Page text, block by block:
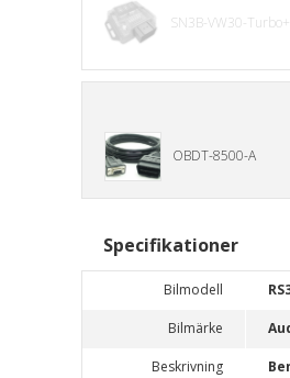
SN3B-VW30-Turbo+
OBDT-8500-A
Specifikationer
Bilmodell
Bilmärke
Beskrivning